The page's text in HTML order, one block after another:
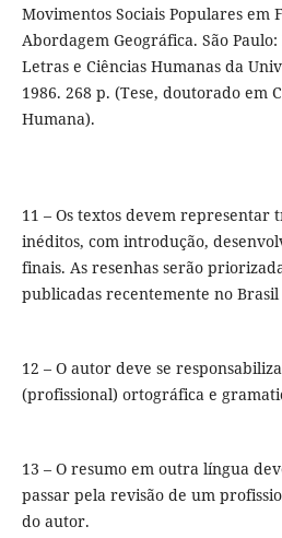
Movimentos Sociais Populares em
Abordagem Geográfica. São
Letras e Ciências Humanas da
1986. 268 p. (Tese, doutorado em
Humana).
11 – Os textos devem representar
inéditos, com introdução,
finais. As resenhas serão
publicadas recentemente no
12 – O autor deve se
(profissional) ortográfica e
13 – O resumo em outra língua
passar pela revisão de um
do autor.